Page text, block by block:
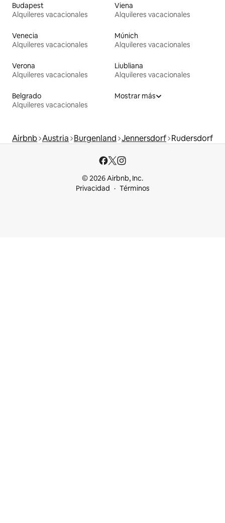
Budapest
Alquileres vacacionales
Viena
Alquileres vacacionales
Venecia
Alquileres vacacionales
Múnich
Alquileres vacacionales
Verona
Alquileres vacacionales
Liubliana
Alquileres vacacionales
Belgrado
Alquileres vacacionales
Mostrar más
Airbnb Austria Burgenland Jennersdorf Rudersdorf
© 2026 Airbnb, Inc.
Privacidad
Términos